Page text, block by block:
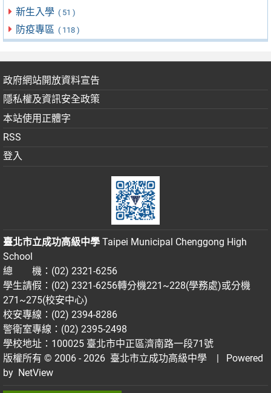
新生入學 ( 51 )
防疫專區 ( 118 )
政府網站開放資料宣告
隱私權及資訊安全政策
本站使用正體字
RSS
登入
臺北市立成功高級中學 Taipei Municipal Chenggong High
School
總 機：(02) 2321-6256
學生請假：(02) 2321-6256轉分機221~228(學務處)或分機
271~275(校安中心)
校安專線：(02) 2394-8286
警衛室專線：(02) 2395-2498
學校地址：100025 臺北市中正區濟南路一段71號
版權所有 © 2006 - 2026 臺北市立成功高級中學
| Powered
by NetView